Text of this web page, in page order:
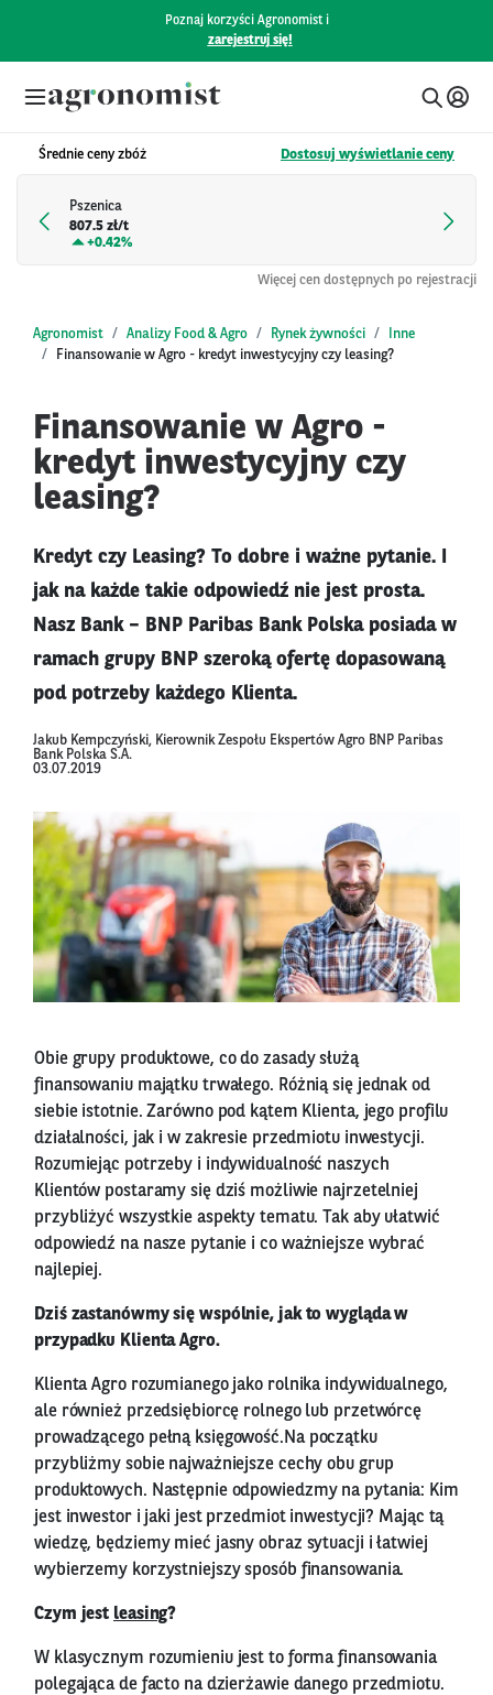
Poznaj korzyści Agronomist i
zarejestruj się!
Średnie ceny zbóż Dostosuj wyświetlanie ceny
Pszenica
807.5 zł/t
+0.42%
Więcej cen dostępnych po rejestracji
Agronomist Analizy Food & Agro Rynek żywności
Inne
Finansowanie w Agro - kredyt inwestycyjny czy leasing?
Finansowanie w Agro -
kredyt inwestycyjny czy
leasing?
Kredyt czy Leasing? To dobre i ważne pytanie. I
jak na każde takie odpowiedź nie jest prosta.
Nasz Bank – BNP Paribas Bank Polska posiada w
ramach grupy BNP szeroką ofertę dopasowaną
pod potrzeby każdego Klienta.
Jakub Kempczyński, Kierownik Zespołu Ekspertów Agro BNP Paribas
Bank Polska S.A.
03.07.2019
Obie grupy produktowe, co do zasady służą
finansowaniu majątku trwałego. Różnią się jednak od
siebie istotnie. Zarówno pod kątem Klienta, jego profilu
działalności, jak i w zakresie przedmiotu inwestycji.
Rozumiejąc potrzeby i indywidualność naszych
Klientów postaramy się dziś możliwie najrzetelniej
przybliżyć wszystkie aspekty tematu. Tak aby ułatwić
odpowiedź na nasze pytanie i co ważniejsze wybrać
najlepiej.
Dziś zastanówmy się wspólnie, jak to wygląda w
przypadku Klienta Agro.
Klienta Agro rozumianego jako rolnika indywidualnego,
ale również przedsiębiorcę rolnego lub przetwórcę
prowadzącego pełną księgowość.Na początku
przybliżmy sobie najważniejsze cechy obu grup
produktowych. Następnie odpowiedzmy na pytania: Kim
jest inwestor i jaki jest przedmiot inwestycji? Mając tą
wiedzę, będziemy mieć jasny obraz sytuacji i łatwiej
wybierzemy korzystniejszy sposób finansowania.
Czym jest leasing?
W klasycznym rozumieniu jest to forma finansowania
polegająca de facto na dzierżawie danego przedmiotu.